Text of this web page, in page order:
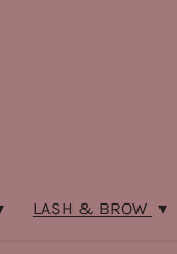
LASH & BROW